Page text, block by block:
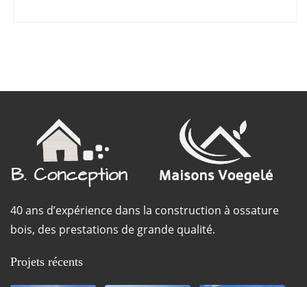
40 ans d’expérience dans la construction à ossature
bois, des prestations de grande qualité.
Projets récents